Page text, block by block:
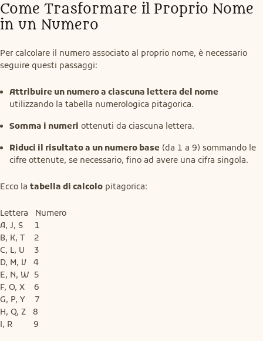
Come Trasformare il Proprio Nome
in un Numero
Per calcolare il numero associato al proprio nome, è necessario
seguire questi passaggi:
Attribuire un numero a ciascuna lettera del nome
utilizzando la tabella numerologica pitagorica.
Somma i numeri ottenuti da ciascuna lettera.
Riduci il risultato a un numero base (da 1 a 9) sommando le
cifre ottenute, se necessario, fino ad avere una cifra singola.
Ecco la tabella di calcolo pitagorica:
Lettera   Numero
A, J, S     1
B, K, T    2
C, L, U    3
D, M, V   4
E, N, W  5
F, O, X    6
G, P, Y    7
H, Q, Z   8
I, R         9